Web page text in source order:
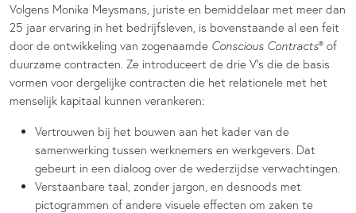
Volgens Monika Meysmans, juriste en bemiddelaar met meer dan
25 jaar ervaring in het bedrijfsleven, is bovenstaande al een feit
door de ontwikkeling van zogenaamde Conscious Contracts® of
duurzame contracten. Ze introduceert de drie V’s die de basis
vormen voor dergelijke contracten die het relationele met het
menselijk kapitaal kunnen verankeren:
Vertrouwen bij het bouwen aan het kader van de
samenwerking tussen werknemers en werkgevers. Dat
gebeurt in een dialoog over de wederzijdse verwachtingen.
Verstaanbare taal, zonder jargon, en desnoods met
pictogrammen of andere visuele effecten om zaken te